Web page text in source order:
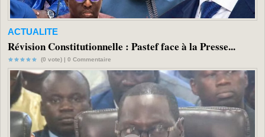
ACTUALITE
Révision Constitutionnelle : Pastef face à la Presse...
(0 vote) | 0 Commentaire